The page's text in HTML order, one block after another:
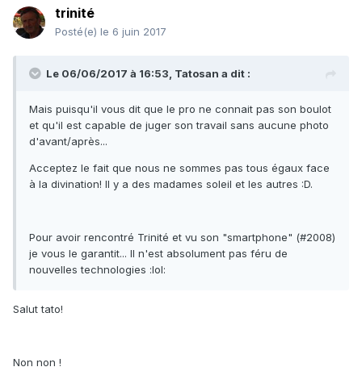
trinité
Posté(e) le 6 juin 2017
Le 06/06/2017 à 16:53, Tatosan a dit :
Mais puisqu'il vous dit que le pro ne connait pas son boulot
et qu'il est capable de juger son travail sans aucune photo
d'avant/après...
Acceptez le fait que nous ne sommes pas tous égaux face
à la divination! Il y a des madames soleil et les autres :D.
Pour avoir rencontré Trinité et vu son "smartphone" (#2008)
je vous le garantit... Il n'est absolument pas féru de
nouvelles technologies :lol:
Salut tato!
Non non !